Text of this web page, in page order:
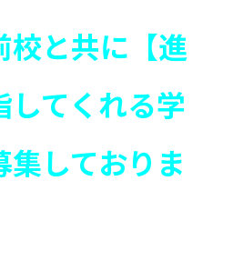
校と共に【進
してくれる学
しておりま